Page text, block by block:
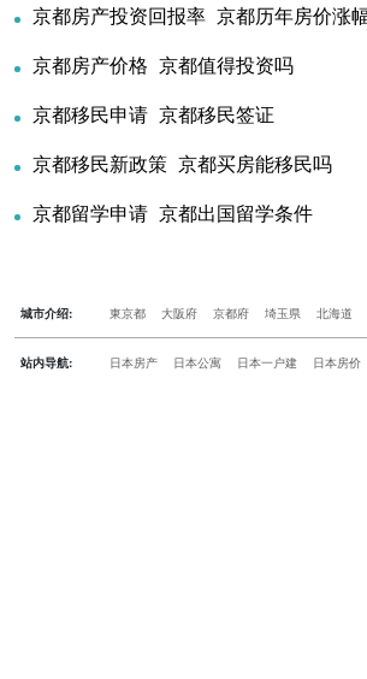
京都房产投资回报率_京都历年房价涨
京都房产价格_京都值得投资吗
京都移民申请_京都移民签证
京都移民新政策_京都买房能移民吗
京都留学申请_京都出国留学条件
城市介绍: 東京都 大阪府 京都府 埼玉県 北海道
兵庫県
神奈川県
站内导航:
日本房产 日本公寓 日本一户建 日本房价